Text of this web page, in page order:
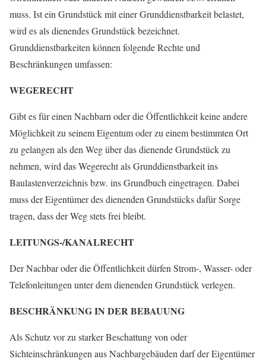
muss. Ist ein Grundstück mit einer Grunddienstbarkeit belastet,
wird es als dienendes Grundstück bezeichnet.
Grunddienstbarkeiten können folgende Rechte und
Beschränkungen umfassen:
WEGERECHT
Gibt es für einen Nachbarn oder die Öffentlichkeit keine andere
Möglichkeit zu seinem Eigentum oder zu einem bestimmten Ort
zu gelangen als den Weg über das dienende Grundstück zu
nehmen, wird das Wegerecht als Grunddienstbarkeit ins
Baulastenverzeichnis bzw. ins Grundbuch eingetragen. Dabei
muss der Eigentümer des dienenden Grundstücks dafür Sorge
tragen, dass der Weg stets frei bleibt.
LEITUNGS-/KANALRECHT
Der Nachbar oder die Öffentlichkeit dürfen Strom-, Wasser- oder
Telefonleitungen unter dem dienenden Grundstück verlegen.
BESCHRÄNKUNG IN DER BEBAUUNG
Als Schutz vor zu starker Beschattung von oder
Sichteinschränkungen aus Nachbargebäuden darf der Eigentümer